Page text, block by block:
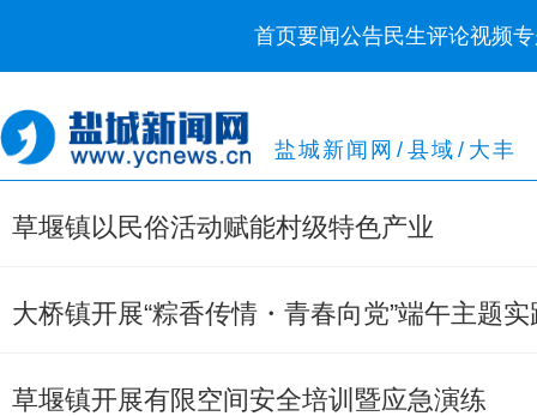
首页要闻公告民生评论视频
盐城新闻网 / 县域 / 大丰
草堰镇以民俗活动赋能村级特色产业
大桥镇开展“粽香传情・青春向党”端午主题
草堰镇开展有限空间安全培训暨应急演练